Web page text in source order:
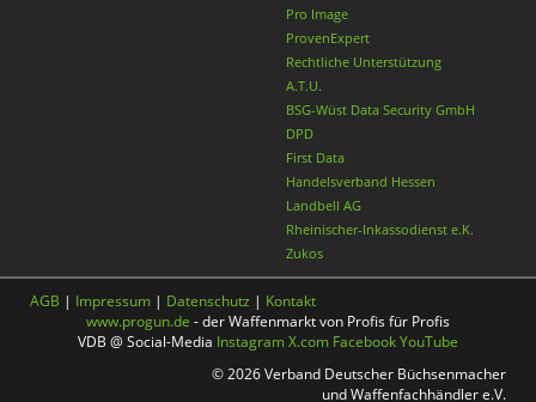
Pro Image
ProvenExpert
Rechtliche Unterstützung
A.T.U.
BSG-Wüst Data Security GmbH
DPD
First Data
Handelsverband Hessen
Landbell AG
Rheinischer-Inkassodienst e.K.
Zukos
AGB | Impressum | Datenschutz | Kontakt
www.progun.de - der Waffenmarkt von Profis für Profis
VDB @ Social-Media InstagramX.com FacebookYouTube
© 2026 Verband Deutscher Büchsenmacher
und Waffenfachhändler e.V.